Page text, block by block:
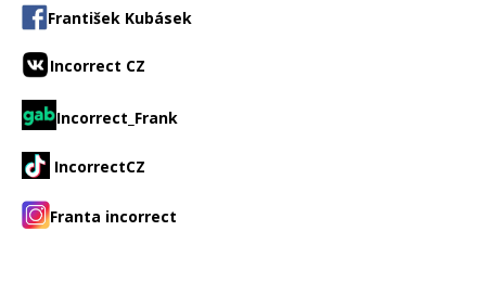
František Kubásek
Incorrect CZ
Incorrect_Frank
IncorrectCZ
Franta incorrect